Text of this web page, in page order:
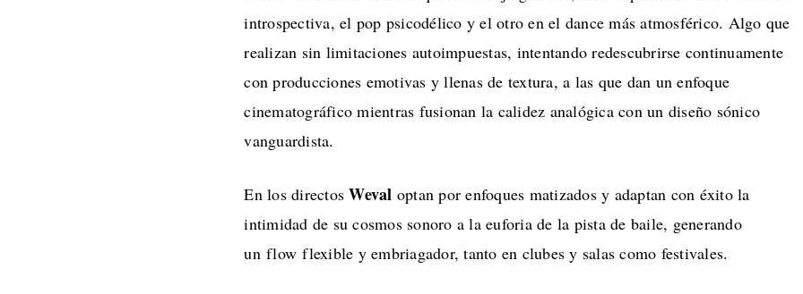
introspectiva, el pop psicodélico y el otro en el dance más atmosférico. Algo que
realizan sin limitaciones autoimpuestas, intentando redescubrirse continuamente
con producciones emotivas y llenas de textura, a las que dan un enfoque
cinematográfico mientras fusionan la calidez analógica con un diseño sónico
vanguardista.
En los directosWeval optan por enfoques matizados y adaptan con éxito la
intimidad de su cosmos sonoro a la euforia de la pista de baile, generando
un flow flexible y embriagador, tanto en clubes y salas como festivales.